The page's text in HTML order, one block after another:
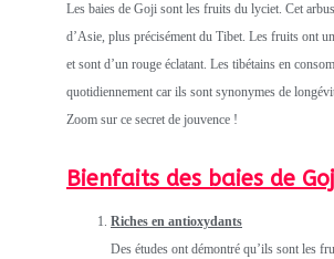
Les baies de Goji sont les fruits du lyciet. Cet
d’Asie, plus précisément du Tibet. Les fruits ont
et sont d’un rouge éclatant. Les tibétains en
quotidiennement car ils sont synonymes de
Zoom sur ce secret de jouvence !
Bienfaits des baies de
Riches en antioxydants
Des études ont démontré qu’ils sont les